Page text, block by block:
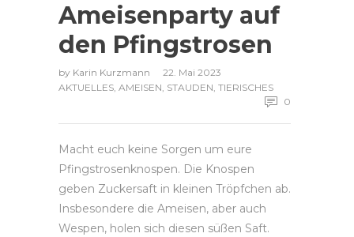
Ameisenparty auf
den Pfingstrosen
by Karin Kurzmann
22. Mai 2023
AKTUELLES, AMEISEN, STAUDEN, TIERISCHES
0
Macht euch keine Sorgen um eure
Pfingstrosenknospen. Die Knospen
geben Zuckersaft in kleinen Tröpfchen ab.
Insbesondere die Ameisen, aber auch
Wespen, holen sich diesen süßen Saft.